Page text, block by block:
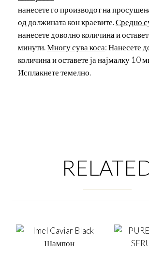
нанесете го производот на
од должината кон краевите.Средно
нанесете доволно количина и
минути.Многу сува коса: Нанесете
количина и оставете ја најмалку 10
Исплакнете темелно.